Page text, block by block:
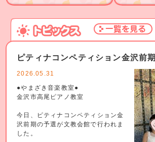
ピティナコンペティション金沢前期
2026.05.31
●やまざき音楽教室●
金沢市高尾ピアノ教室
今日、ピティナコンペティション金
沢前期の予選が文教会館で行われま
した。